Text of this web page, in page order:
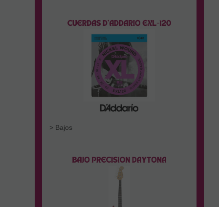
> Bajos